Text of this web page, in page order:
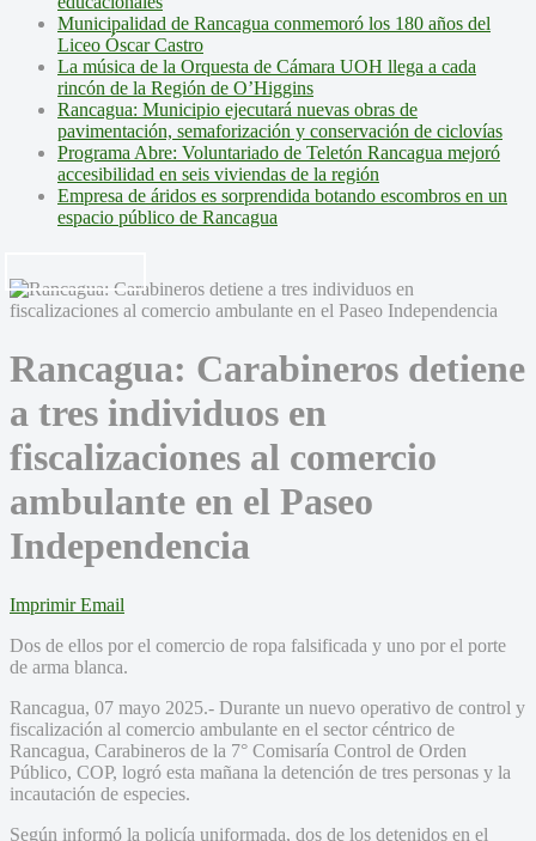
Municipalidad de Rancagua conmemoró los 180 años del
Liceo Óscar Castro
La música de la Orquesta de Cámara UOH llega a cada
rincón de la Región de O’Higgins
Rancagua: Municipio ejecutará nuevas obras de
pavimentación, semaforización y conservación de ciclovías
Programa Abre: Voluntariado de Teletón Rancagua mejoró
accesibilidad en seis viviendas de la región
Empresa de áridos es sorprendida botando escombros en un
espacio público de Rancagua
Rancagua: Carabineros detiene
a tres individuos en
fiscalizaciones al comercio
ambulante en el Paseo
Independencia
Imprimir Email
Dos de ellos por el comercio de ropa falsificada y uno por el porte
de arma blanca.
Rancagua, 07 mayo 2025.- Durante un nuevo operativo de control y
fiscalización al comercio ambulante en el sector céntrico de
Rancagua, Carabineros de la 7° Comisaría Control de Orden
Público, COP, logró esta mañana la detención de tres personas y la
incautación de especies.
Según informó la policía uniformada, dos de los detenidos en el